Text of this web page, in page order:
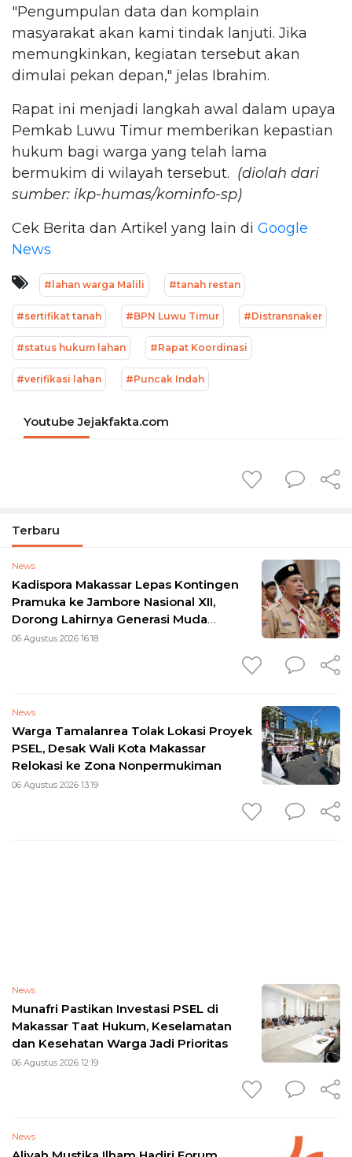
"Pengumpulan data dan komplain
masyarakat akan kami tindak lanjuti. Jika
memungkinkan, kegiatan tersebut akan
dimulai pekan depan," jelas Ibrahim.
Rapat ini menjadi langkah awal dalam upaya
Pemkab Luwu Timur memberikan kepastian
hukum bagi warga yang telah lama
bermukim di wilayah tersebut. (diolah dari
sumber: ikp-humas/kominfo-sp)
Cek Berita dan Artikel yang lain di Google
News
#lahan warga Malili #tanah restan
#sertifikat tanah #BPN Luwu Timur #Distransnaker
#status hukum lahan #Rapat Koordinasi
#verifikasi lahan #Puncak Indah
Youtube Jejakfakta.com
Terbaru
News
Kadispora Makassar Lepas Kontingen
Pramuka ke Jambore Nasional XII,
Dorong Lahirnya Generasi Muda
Berkarakter
06 Agustus 2026 16:18
News
Warga Tamalanrea Tolak Lokasi Proyek
PSEL, Desak Wali Kota Makassar
Relokasi ke Zona Nonpermukiman
06 Agustus 2026 13:19
News
Munafri Pastikan Investasi PSEL di
Makassar Taat Hukum, Keselamatan
dan Kesehatan Warga Jadi Prioritas
06 Agustus 2026 12:19
News